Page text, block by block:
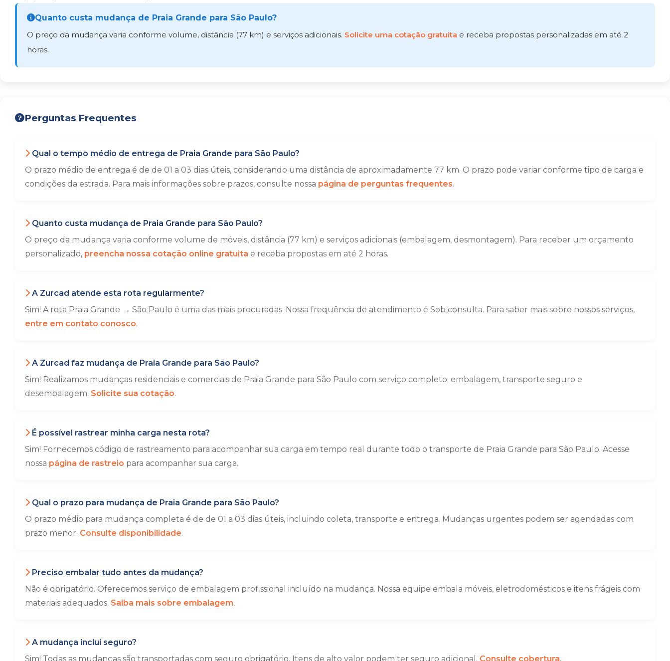
Quanto custa mudança de Praia Grande para São Paulo?
O preço da mudança varia conforme volume, distância (77 km) e serviços adicionais. Solicite uma cotação gratuita e receba propostas personalizadas em até 2
horas.
Perguntas Frequentes
Qual o tempo médio de entrega de Praia Grande para São Paulo?
O prazo médio de entrega é de de 01 a 03 dias úteis, considerando uma distância de aproximadamente 77 km. O prazo pode variar conforme tipo de carga e
condições da estrada. Para mais informações sobre prazos, consulte nossa página de perguntas frequentes.
Quanto custa mudança de Praia Grande para São Paulo?
O preço da mudança varia conforme volume de móveis, distância (77 km) e serviços adicionais (embalagem, desmontagem). Para receber um orçamento
personalizado, preencha nossa cotação online gratuita e receba propostas em até 2 horas.
A Zurcad atende esta rota regularmente?
Sim! A rota Praia Grande → São Paulo é uma das mais procuradas. Nossa frequência de atendimento é Sob consulta. Para saber mais sobre nossos serviços,
entre em contato conosco.
A Zurcad faz mudança de Praia Grande para São Paulo?
Sim! Realizamos mudanças residenciais e comerciais de Praia Grande para São Paulo com serviço completo: embalagem, transporte seguro e
desembalagem. Solicite sua cotação.
É possível rastrear minha carga nesta rota?
Sim! Fornecemos código de rastreamento para acompanhar sua carga em tempo real durante todo o transporte de Praia Grande para São Paulo. Acesse
nossa página de rastreio para acompanhar sua carga.
Qual o prazo para mudança de Praia Grande para São Paulo?
O prazo médio para mudança completa é de de 01 a 03 dias úteis, incluindo coleta, transporte e entrega. Mudanças urgentes podem ser agendadas com
prazo menor. Consulte disponibilidade.
Preciso embalar tudo antes da mudança?
Não é obrigatório. Oferecemos serviço de embalagem profissional incluído na mudança. Nossa equipe embala móveis, eletrodomésticos e itens frágeis com
materiais adequados. Saiba mais sobre embalagem.
A mudança inclui seguro?
Sim! Todas as mudanças são transportadas com seguro obrigatório. Itens de alto valor podem ter seguro adicional. Consulte cobertura.